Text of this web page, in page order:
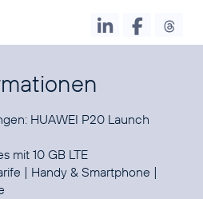
HUAWEI P20 Launch
mit 10 GB LTE
| Handy & Smartphone |